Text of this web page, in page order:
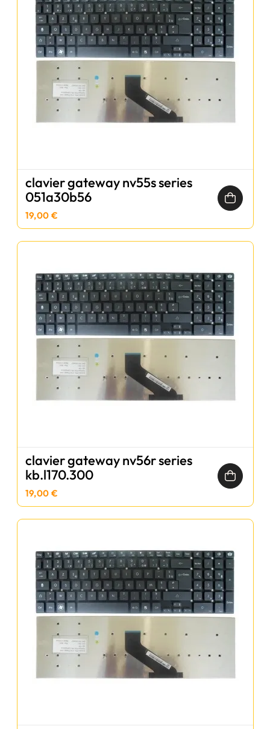
clavier gateway nv55s series
051a30b56
19,00 €
clavier gateway nv56r series
kb.l170.300
19,00 €